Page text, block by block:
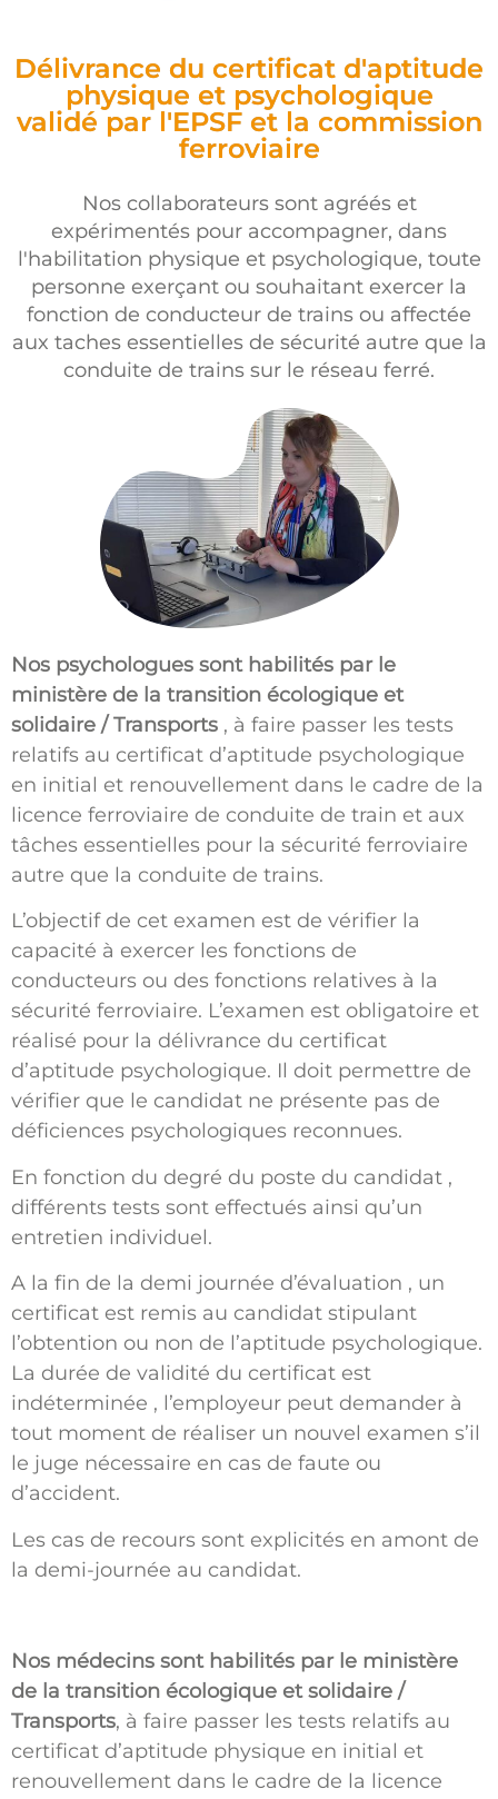
Délivrance du certificat d'aptitude
physique et psychologique
validé par l'EPSF et la commission
ferroviaire
Nos collaborateurs sont agréés et
expérimentés pour accompagner, dans
l'habilitation physique et psychologique, toute
personne exerçant ou souhaitant exercer la
fonction de conducteur de trains ou affectée
aux taches essentielles de sécurité autre que la
conduite de trains sur le réseau ferré.
Nos psychologues sont habilités par le
ministère de la transition écologique et
solidaire / Transports , à faire passer les tests
relatifs au certificat d’aptitude psychologique
en initial et renouvellement dans le cadre de la
licence ferroviaire de conduite de train et aux
tâches essentielles pour la sécurité ferroviaire
autre que la conduite de trains.
L’objectif de cet examen est de vérifier la
capacité à exercer les fonctions de
conducteurs ou des fonctions relatives à la
sécurité ferroviaire. L’examen est obligatoire et
réalisé pour la délivrance du certificat
d’aptitude psychologique. Il doit permettre de
vérifier que le candidat ne présente pas de
déficiences psychologiques reconnues.
En fonction du degré du poste du candidat ,
différents tests sont effectués ainsi qu’un
entretien individuel.
A la fin de la demi journée d’évaluation , un
certificat est remis au candidat stipulant
l’obtention ou non de l’aptitude psychologique.
La durée de validité du certificat est
indéterminée , l’employeur peut demander à
tout moment de réaliser un nouvel examen s’il
le juge nécessaire en cas de faute ou
d’accident.
Les cas de recours sont explicités en amont de
la demi-journée au candidat.
Nos médecins sont habilités par le ministère
de la transition écologique et solidaire /
Transports, à faire passer les tests relatifs au
certificat d’aptitude physique en initial et
renouvellement dans le cadre de la licence